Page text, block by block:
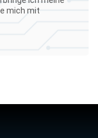
mich mit